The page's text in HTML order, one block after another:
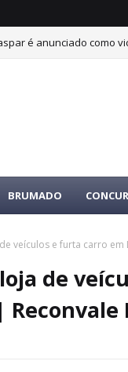
é anunciado como
BRUMADO
veículos e furta carro em
de